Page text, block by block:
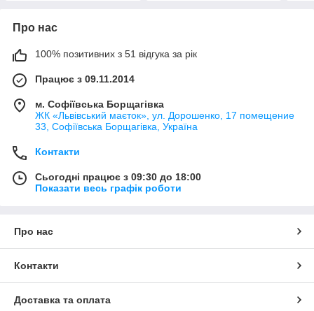
Про нас
100% позитивних з 51 відгука за рік
Працює з 09.11.2014
м. Софіївська Борщагівка
ЖК «Львівський маєток», ул. Дорошенко, 17 помещение
33, Софіївська Борщагівка, Україна
Контакти
Сьогодні працює з 09:30 до 18:00
Показати весь графік роботи
Про нас
Контакти
Доставка та оплата